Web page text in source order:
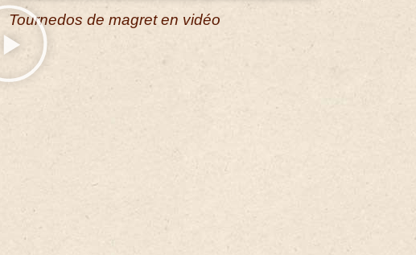
Tournedos de magret en vidéo